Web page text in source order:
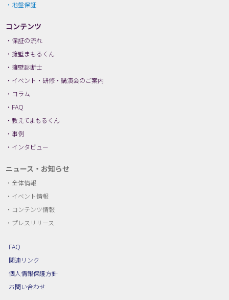
地盤保証
コンテンツ
保証の流れ
擁壁まもるくん
擁壁診断士
イベント・研修・講演会のご案内
コラム
FAQ
教えてまもるくん
事例
インタビュー
ニュース・お知らせ
全体情報
イベント情報
コンテンツ情報
プレスリリース
FAQ
関連リンク
個人情報保護方針
お問い合わせ